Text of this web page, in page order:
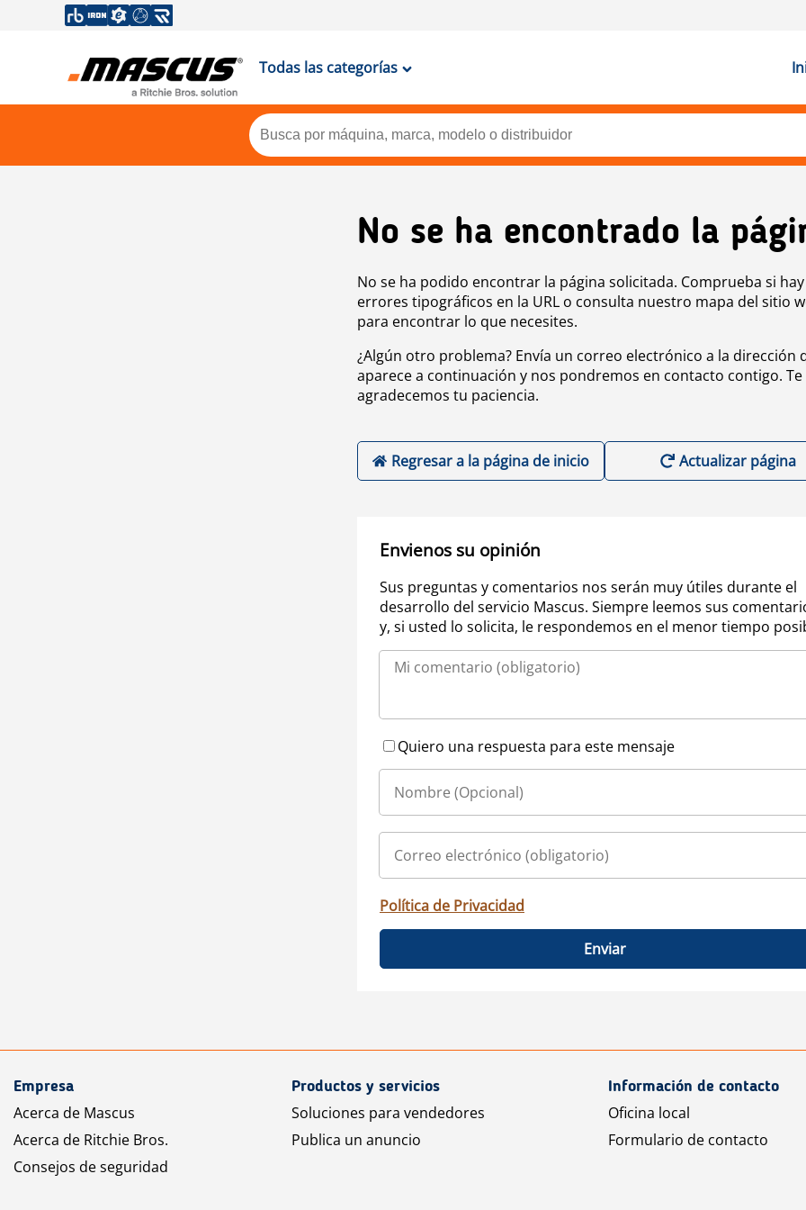
Todas las categorías
No se ha encontrado la
No se ha podido encontrar la página solicitada. Comprueba si hay
errores tipográficos en la URL o consulta nuestro mapa del sitio
para encontrar lo que necesites.
¿Algún otro problema? Envía un correo electrónico a la dirección
aparece a continuación y nos pondremos en contacto contigo. Te
agradecemos tu paciencia.
Regresar a la página de inicio Actualizar página
Envienos su opinión
Sus preguntas y comentarios nos serán muy útiles durante el
desarrollo del servicio Mascus. Siempre leemos sus
y, si usted lo solicita, le respondemos en el menor tiempo
Quiero una respuesta para este mensaje
Política de Privacidad
Enviar
Empresa
Acerca de Mascus
Acerca de Ritchie Bros.
Consejos de seguridad
Productos y servicios
Soluciones para vendedores
Publica un anuncio
Información de contacto
Oficina local
Formulario de contacto